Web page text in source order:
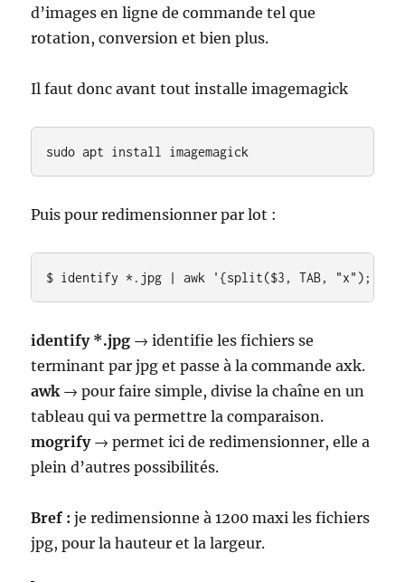
d’images en ligne de commande tel que
rotation, conversion et bien plus.
Il faut donc avant tout installe imagemagick
sudo apt install imagemagick
Puis pour redimensionner par lot :
$ identify *.jpg | awk '{split($3, TAB, "x"); W =
identify *.jpg → identifie les fichiers se
terminant par jpg et passe à la commande axk.
awk→ pour faire simple, divise la chaîne en un
tableau qui va permettre la comparaison.
mogrify→ permet ici de redimensionner, elle a
plein d’autres possibilités.
Bref : je redimensionne à 1200 maxi les fichiers
jpg, pour la hauteur et la largeur.